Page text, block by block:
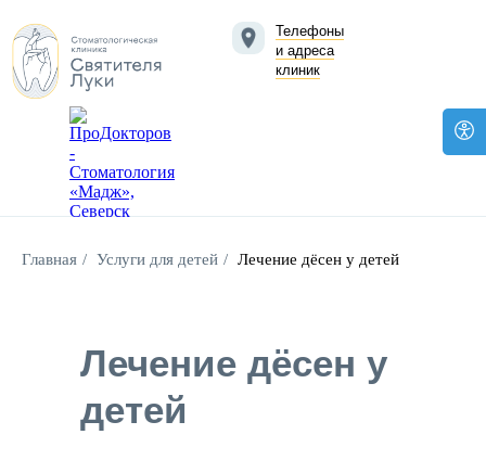
Телефоны
и адреса
клиник
Главная / Услуги для детей / Лечение дёсен у детей
Лечение дёсен у
детей